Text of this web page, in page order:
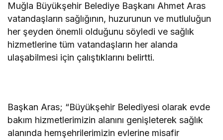
Muğla Büyükşehir Belediye Başkanı Ahmet Aras
vatandaşların sağlığının, huzurunun ve mutluluğun
her şeyden önemli olduğunu söyledi ve sağlık
hizmetlerine tüm vatandaşların her alanda
ulaşabilmesi için çalıştıklarını belirtti.
Başkan Aras; “Büyükşehir Belediyesi olarak evde
bakım hizmetlerimizin alanını genişleterek sağlık
alanında hemşehrilerimizin evlerine misafir